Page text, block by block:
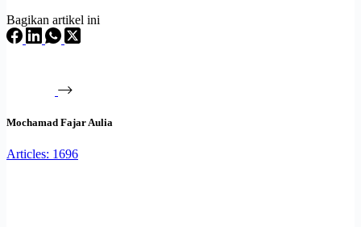
Bagikan artikel ini
Mochamad Fajar Aulia
Articles: 1696